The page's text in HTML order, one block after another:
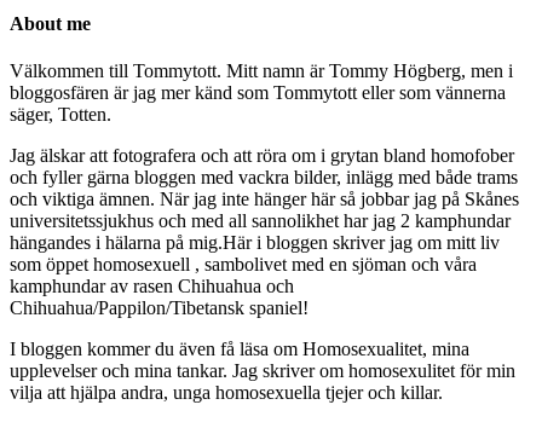
About me
Välkommen till Tommytott. Mitt namn är Tommy Högberg, men i
bloggosfären är jag mer känd som Tommytott eller som vännerna
säger, Totten.
Jag älskar att fotografera och att röra om i grytan bland homofober
och fyller gärna bloggen med vackra bilder, inlägg med både trams
och viktiga ämnen. När jag inte hänger här så jobbar jag på Skånes
universitetssjukhus och med all sannolikhet har jag 2 kamphundar
hängandes i hälarna på mig.Här i bloggen skriver jag om mitt liv
som öppet homosexuell , sambolivet med en sjöman och våra
kamphundar av rasen Chihuahua och
Chihuahua/Pappilon/Tibetansk spaniel!
I bloggen kommer du även få läsa om Homosexualitet, mina
upplevelser och mina tankar. Jag skriver om homosexulitet för min
vilja att hjälpa andra, unga homosexuella tjejer och killar.